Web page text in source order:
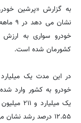
به گزارش «پرشین
کشورمان شده است.
یک
۱۲.۵۵ درصد رشد نشان می‌دهد.